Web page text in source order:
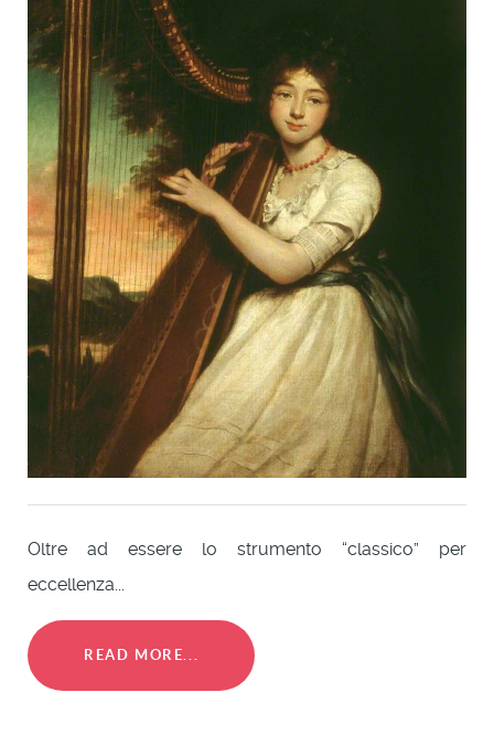
Oltre ad essere lo strumento “classico” per
eccellenza...
READ MORE...